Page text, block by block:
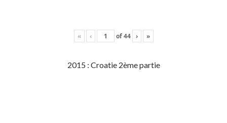
« ‹ of44 › »
2015 : Croatie 2ème partie